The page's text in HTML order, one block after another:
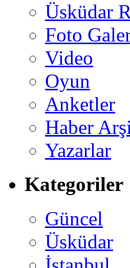
Üsküdar
Foto
Video
Oyun
Anketler
Haber
Yazarlar
Kategoriler
Güncel
Üsküdar